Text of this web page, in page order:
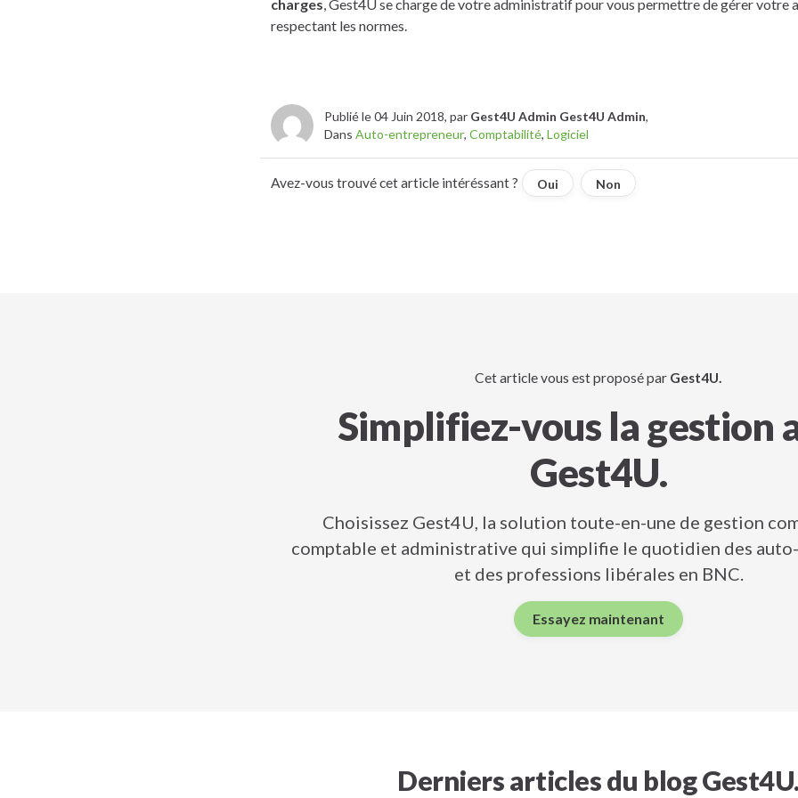
charges , Gest4U se charge de votre administratif pour vous permettre de gérer votre
respectant les normes.
Publié le 04 Juin 2018, par Gest4U Admin Gest4U Admin,
Dans Auto-entrepreneur, Comptabilité, Logiciel
Avez-vous trouvé cet article intéréssant ? Oui Non
Cet article vous est proposé par Gest4U.
Simplifiez-vous la gestion
Gest4U.
Choisissez Gest4U, la solution toute-en-une de gestion
comptable et administrative qui simplifie le quotidien des
et des professions libérales en BNC.
Essayez maintenant
Derniers articles du blog Gest4U.